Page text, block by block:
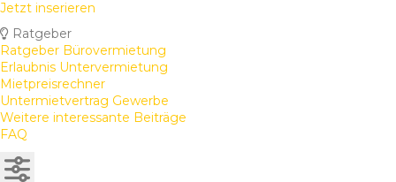
Jetzt inserieren
Ratgeber
Ratgeber Bürovermietung
Erlaubnis Untervermietung
Mietpreisrechner
Untermietvertrag Gewerbe
Weitere interessante Beiträge
FAQ